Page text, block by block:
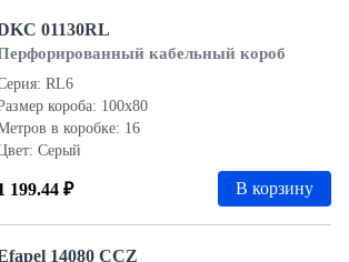
01130RL
кабельный короб
RL6
короба: 100x80
в коробке: 16
Серый
199.44 ₽ В корзину
14080 CCZ